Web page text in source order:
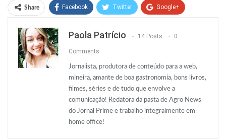
Share Facebook Twitter Google+
O email
Paola Patrício 14 Posts 0
Comments
Jornalista, produtora de conteúdo para a web,
mineira, amante de boa gastronomia, bons livros,
filmes, séries e de tudo que envolve a
comunicação! Redatora da pasta de Agro News
do Jornal Prime e trabalho integralmente em
home office!